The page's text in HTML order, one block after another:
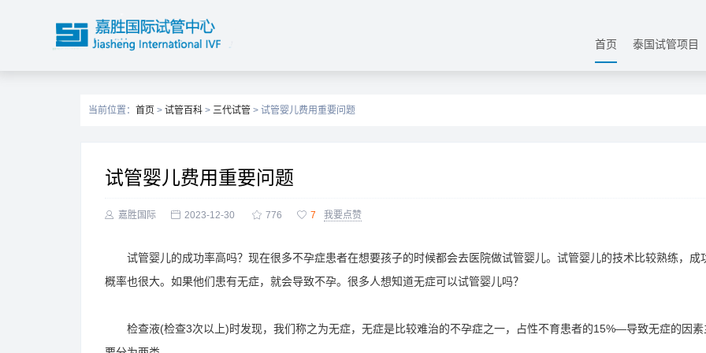
首页 泰国试管项目
当前位置： 首页 > 试管百科 > 三代试管 > 试管婴儿费用重要问题
试管婴儿费用重要问题
 嘉胜国际  2023-12-30  776  7 我要点赞
试管婴儿的成功率高吗？现在很多不孕症患者在想要孩子的时候都会去医院做试管婴儿。试管婴儿的技术比较熟练，成
概率也很大。如果他们患有无症，就会导致不孕。很多人想知道无症可以试管婴儿吗？
检查液(检查3次以上)时发现，我们称之为无症，无症是比较难治的不孕症之一，占性不育患者的15%—导致无症的因素